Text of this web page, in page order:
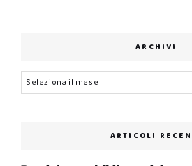
ARCHIVI
Archivi
ARTICOLI